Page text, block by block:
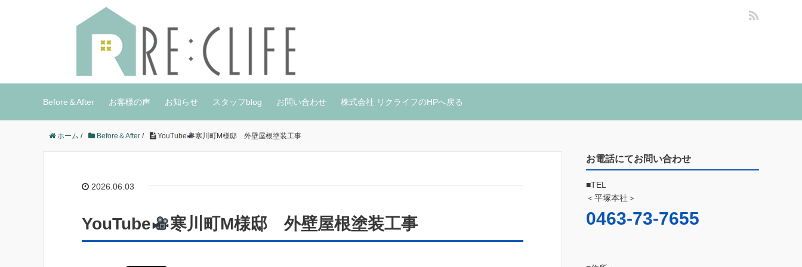
Before＆After お客様の声 お知らせ スタッフblog お問い合わせ 株式会社 リクライフのHPへ戻る
ホーム / Before＆After / YouTube 寒川町M様邸 外壁屋根塗装工事
2026.06.03
YouTube 寒川町M様邸 外壁屋根塗装工事
お電話にてお問い合わせ
■TEL
＜平塚本社＞
0463-73-7655